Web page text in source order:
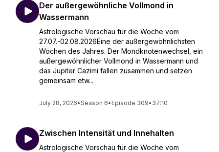
Der außergewöhnliche Vollmond in
Wassermann
Astrologische Vorschau für die Woche vom
27.07.-02.08.2026Eine der außergewöhnlichsten
Wochen des Jahres. Der Mondknotenwechsel, ein
außergewöhnlicher Vollmond in Wassermann und
das Jupiter Cazimi fallen zusammen und setzen
gemeinsam etw...
July 28, 2026•Season 6• Episode 309• 37:10
Zwischen Intensität und Innehalten
Astrologische Vorschau für die Woche vom